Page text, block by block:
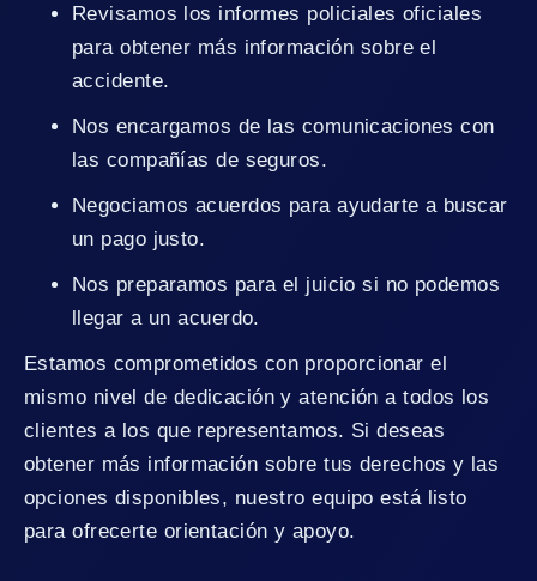
Revisamos los informes policiales oficiales
para obtener más información sobre el
accidente.
Nos encargamos de las comunicaciones con
las compañías de seguros.
Negociamos acuerdos para ayudarte a buscar
un pago justo.
Nos preparamos para el juicio si no podemos
llegar a un acuerdo.
Estamos comprometidos con proporcionar el
mismo nivel de dedicación y atención a todos los
clientes a los que representamos. Si deseas
obtener más información sobre tus derechos y las
opciones disponibles, nuestro equipo está listo
para ofrecerte orientación y apoyo.